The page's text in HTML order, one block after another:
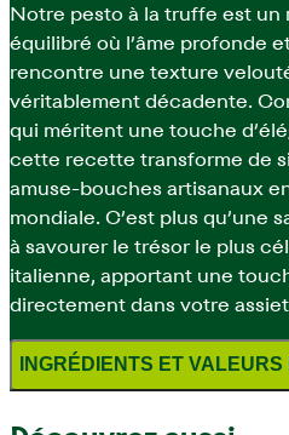
Notre pesto à la truffe est un
équilibré où l’âme profonde
rencontre une texture
véritablement décadente.
qui méritent une touche
cette recette transforme de
amuse-bouches artisanaux
mondiale. C’est plus qu’une
à savourer le trésor le plus
italienne, apportant une
directement dans votre
INGRÉDIENTS ET